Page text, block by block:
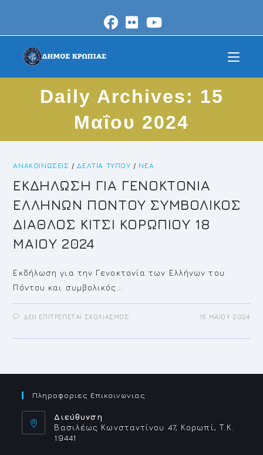
content
Daily Archives: 15
Μαΐου 2024
ΑΝΑΚΟΙΝΏΣΕΙΣ /ΔΕΛΤΊΑ ΤΎΠΟΥ / ΝΈΑ
ΕΚΔΗΛΩΣΗ ΓΙΑ ΓΕΝΟΚΤΟΝΙΑ
ΕΛΛΗΝΩΝ ΠΟΝΤΟΥ ΣΥΜΒΟΛΙΚΟΣ
ΔΙΑΘΛΟΣ ΚΙΤΣΙ ΚΟΡΩΠΙΟΥ 18
ΜΑΙΟΥ 2024
Εκδήλωση για την Γενοκτονία των Ελλήνων του
Πόντου και συμβολικός…
ΔΕΝ ΕΠΙΤΡΈΠΕΤΑΙ ΣΧΟΛΙΑΣΜΌΣΣΤΟ
ΓΕΝΟΚΤΟΝΙΑ
ΚΙΤΣΙ
18
ΜΑΙΟΥ
15 ΜΑΪ́ΟΥ 2024
Πληροφοριες Επικοινωνιας
Διεύθυνση
Βασιλέως Κωνσταντίνου 47, Κορωπί, Τ.Κ.
19441